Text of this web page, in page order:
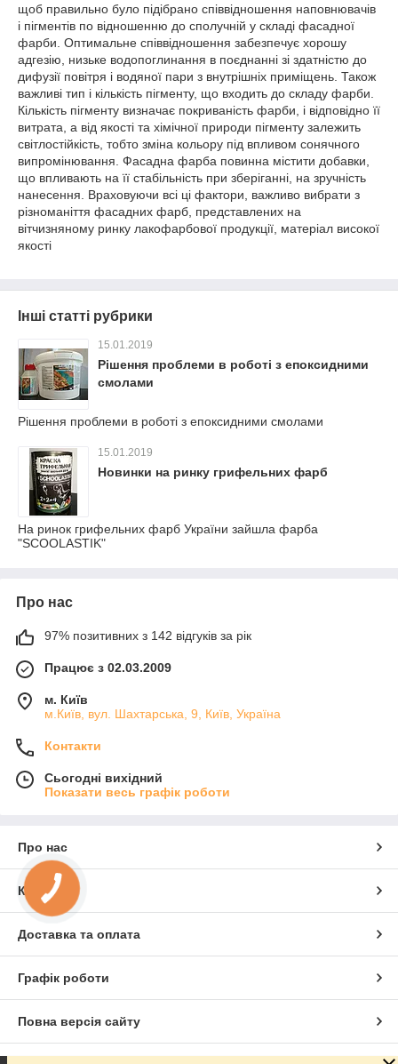
щоб правильно було підібрано співвідношення наповнювачів
і пігментів по відношенню до сполучній у складі фасадної
фарби. Оптимальне співвідношення забезпечує хорошу
адгезію, низьке водопоглинання в поєднанні зі здатністю до
дифузії повітря і водяної пари з внутрішніх приміщень. Також
важливі тип і кількість пігменту, що входить до складу фарби.
Кількість пігменту визначає покриваність фарби, і відповідно її
витрата, а від якості та хімічної природи пігменту залежить
світлостійкість, тобто зміна кольору під впливом сонячного
випромінювання. Фасадна фарба повинна містити добавки,
що впливають на її стабільність при зберіганні, на зручність
нанесення. Враховуючи всі ці фактори, важливо вибрати з
різноманіття фасадних фарб, представлених на
вітчизняному ринку лакофарбової продукції, матеріал високої
якості
Інші статті рубрики
15.01.2019
Рішення проблеми в роботі з епоксидними
смолами
Рішення проблеми в роботі з епоксидними смолами
15.01.2019
Новинки на ринку грифельних фарб
На ринок грифельних фарб України зайшла фарба
"SCOOLASTIK"
Про нас
97% позитивних з 142 відгуків за рік
Працює з 02.03.2009
м. Київ
м.Київ, вул. Шахтарська, 9, Київ, Україна
Контакти
Сьогодні вихідний
Показати весь графік роботи
Про нас
Контакти
Доставка та оплата
Графік роботи
Повна версія сайту